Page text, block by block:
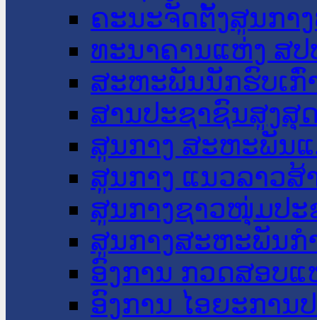
ຄະນະຈັດຕັ້ງສູນກາ
ທະນາຄານແຫ່ງ ສປ
ສະຫະພັນນັກຮົບເກົ່
ສານປະຊາຊົນສູງສຸ
ສູນກາງ ສະຫະພັນ
ສູນກາງ ແນວລາວສ້
ສູນກາງຊາວໜຸ່ມປະ
ສູນກາງສະຫະພັນກ
ອົງການ ກວດສອບແ
ອົງການ ໄອຍະການ